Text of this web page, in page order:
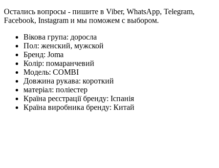
Остались вопросы - пишите в Viber, WhatsApp, Telegram,
Facebook, Instagram и мы поможем с выбором.
Вікова група: доросла
Пол: женский, мужской
Бренд: Joma
Колір: помаранчевий
Модель: COMBI
Довжина рукава: короткий
матеріал: поліестер
Країна реєстрації бренду: Іспанія
Країна виробника бренду: Китай